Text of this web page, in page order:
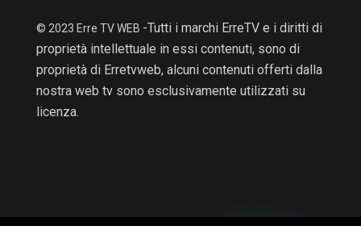
© 2023 Erre TV WEB -Tutti i marchi ErreTV e i diritti di
proprietà intellettuale in essi contenuti, sono di
proprietà di Erretvweb, alcuni contenuti offerti dalla
nostra web tv sono esclusivamente utilizzati su
licenza.